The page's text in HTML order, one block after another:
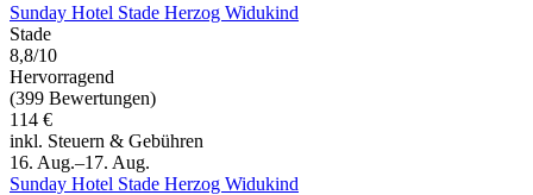
Sunday Hotel Stade Herzog Widukind
Stade
8,8/10
Hervorragend
(399 Bewertungen)
114 €
inkl. Steuern & Gebühren
16. Aug.–17. Aug.
Sunday Hotel Stade Herzog Widukind